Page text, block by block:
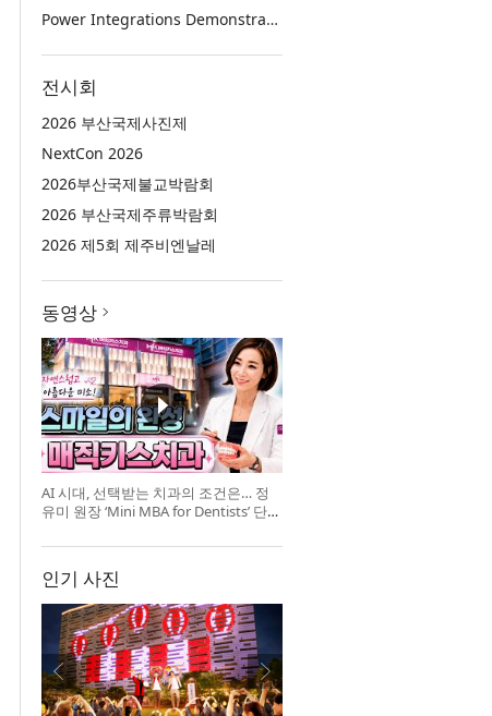
Power Integrations Demonstrates World’s First 2200 V GaN Technology for Next-Era High-Voltage Power Systems
전시회
2026 부산국제사진제
NextCon 2026
2026부산국제불교박람회
2026 부산국제주류박람회
2026 제5회 제주비엔날레
동영상
AI 시대, 선택받는 치과의 조건은… 정
유미 원장 ‘Mini MBA for Dentists’ 단독
인기 사진